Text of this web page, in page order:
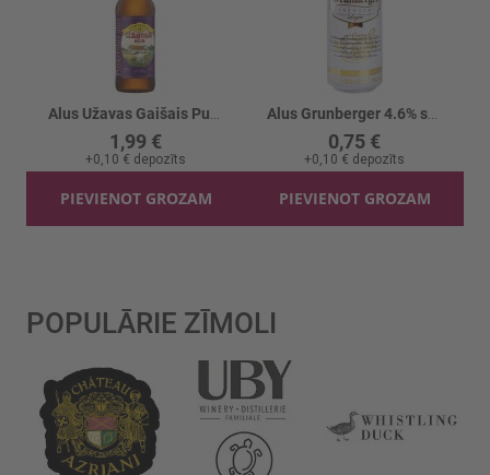
1,99 €
+0,10 € depozīts
PIEVIENOT GROZAM
0,75 €
+0,10 € depozīts
PIEVIENOT GROZAM
POPULĀRIE ZĪMOLI